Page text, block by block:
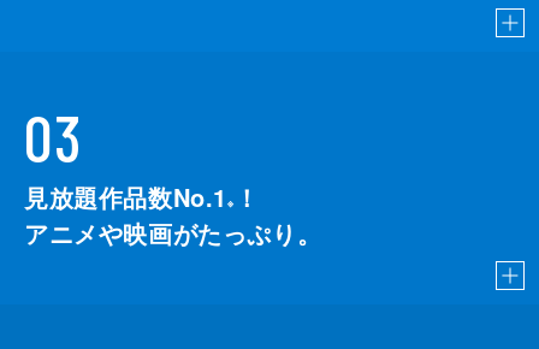
03
見放題作品数No.1 ※
！
アニメや映画がたっぷり。